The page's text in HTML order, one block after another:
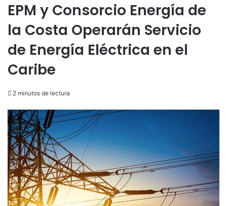
EPM y Consorcio Energía de
la Costa Operarán Servicio
de Energía Eléctrica en el
Caribe
2 minutos de lectura